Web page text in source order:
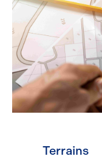
Terrains
Location